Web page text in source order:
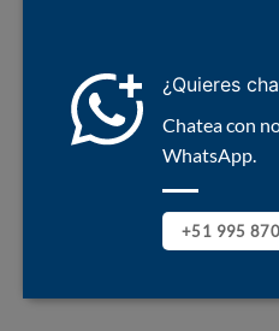
¿Quieres
Chatea con
WhatsApp.
+51 995